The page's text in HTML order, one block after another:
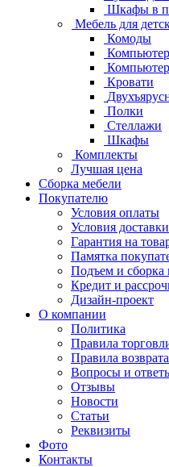
Шкафы в
Мебель для
Комоды
Кровати
Полки
Стеллажи
Шкафы
Комплекты
Лучшая цена
Сборка мебели
Покупателю
Условия оплаты
Условия доставки
Гарантия на
Памятка
Подъем и сборка
Кредит и
Дизайн-проект
О компании
Политика
Правила
Правила возврата
Вопросы и
Отзывы
Новости
Статьи
Реквизиты
Фото
Контакты